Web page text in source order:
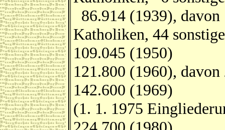
86.914 (1939),
Katholiken, 44
109.045 (1950)
121.800 (1960),
142.600 (1969)
(1. 1. 1975